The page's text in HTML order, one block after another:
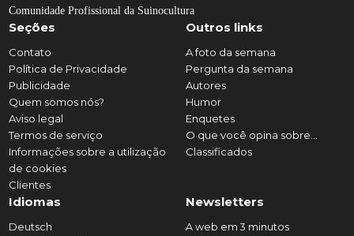
Comunidade Profissional da Suinocultura
Seções
Contato
Política de Privacidade
Publicidade
Quem somos nós?
Aviso legal
Termos de serviço
Informações sobre a utilização
de cookies
Clientes
Outros links
A foto da semana
Pergunta da semana
Autores
Humor
Enquetes
O que você opina sobre...
Classificados
Idiomas
Deutsch
Newsletters
A web em 3 minutos